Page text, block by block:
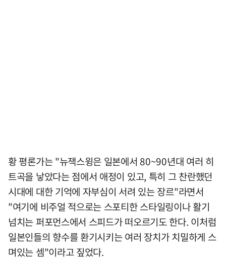
황 평론가는 "뉴잭스윙은 일본에서 80~90년대 여러 히
트곡을 낳았다는 점에서 애정이 있고, 특히 그 찬란했던
시대에 대한 기억에 자부심이 서려 있는 장르"라면서
"여기에 비주얼 적으로는 스포티한 스타일링이나 활기
넘치는 퍼포먼스에서 스피드가 떠오르기도 한다. 이처럼
일본인들의 향수를 환기시키는 여러 장치가 치밀하게 스
며있는 셈"이라고 짚었다.